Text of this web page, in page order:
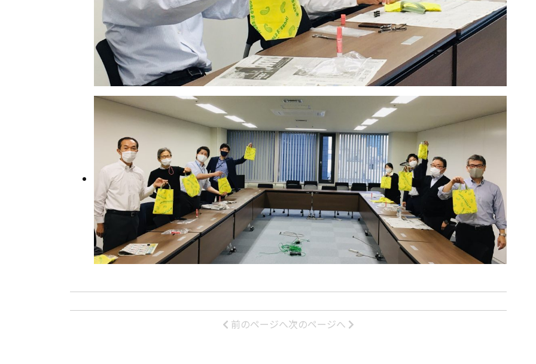
前のページへ次のページへ